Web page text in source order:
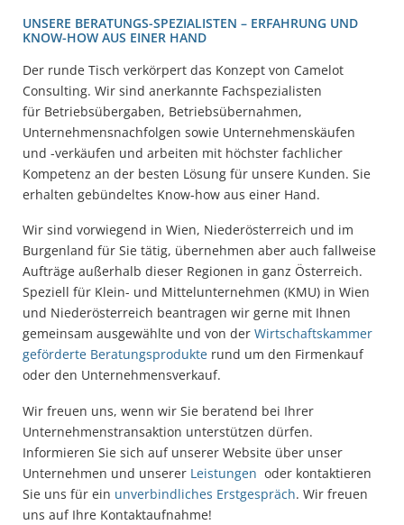
UNSERE BERATUNGS-SPEZIALISTEN – ERFAHRUNG UND
KNOW-HOW AUS EINER HAND
Der runde Tisch verkörpert das Konzept von Camelot
Consulting. Wir sind anerkannte Fachspezialisten
für Betriebsübergaben, Betriebsübernahmen,
Unternehmensnachfolgen sowie Unternehmenskäufen
und -verkäufen und arbeiten mit höchster fachlicher
Kompetenz an der besten Lösung für unsere Kunden. Sie
erhalten gebündeltes Know-how aus einer Hand.
Wir sind vorwiegend in Wien, Niederösterreich und im
Burgenland für Sie tätig, übernehmen aber auch fallweise
Aufträge außerhalb dieser Regionen in ganz Österreich.
Speziell für Klein- und Mittelunternehmen (KMU) in Wien
und Niederösterreich beantragen wir gerne mit Ihnen
gemeinsam ausgewählte und von der Wirtschaftskammer
geförderte Beratungsprodukte rund um den Firmenkauf
oder den Unternehmensverkauf.
Wir freuen uns, wenn wir Sie beratend bei Ihrer
Unternehmenstransaktion unterstützen dürfen.
Informieren Sie sich auf unserer Website über unser
Unternehmen und unserer Leistungen oder kontaktieren
Sie uns für ein unverbindliches Erstgespräch. Wir freuen
uns auf Ihre Kontaktaufnahme!